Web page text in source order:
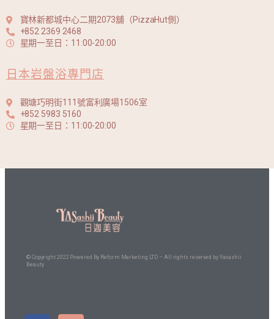
寶林新都城中心二期2073舖（PizzaHut側）
+852 2369 2468
星期一至日：11:00-20:00
日本岩盤浴專門店
觀塘巧明街111號富利廣場1506室
+852 5983 5160
星期一至日：11:00-20:00
© Copyright 2022 Powered By Reform Marketing LTD – All rights reserved by Yasashii
Beauty